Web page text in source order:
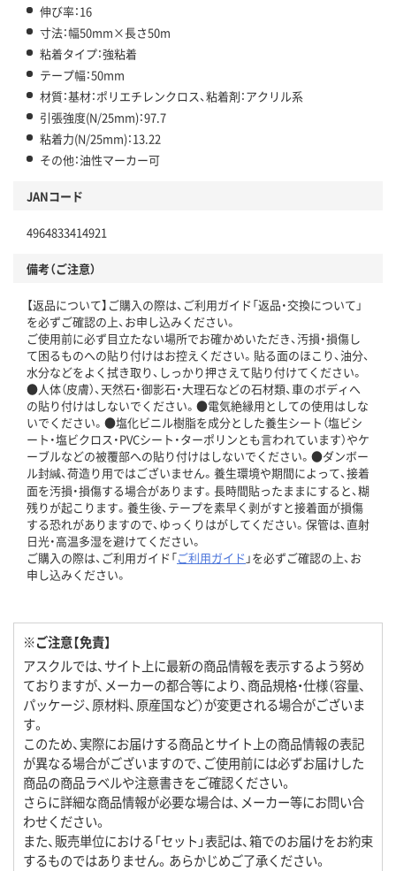
伸び率：16
寸法：幅50mm×長さ50m
粘着タイプ：強粘着
テープ幅：50mm
材質：基材：ポリエチレンクロス、粘着剤：アクリル系
引張強度(N/25mm)：97.7
粘着力(N/25mm)：13.22
その他：油性マーカー可
JANコード
4964833414921
備考（ご注意）
【返品について】ご購入の際は、ご利用ガイド「返品・交換について」
を必ずご確認の上、お申し込みください。
ご使用前に必ず目立たない場所でお確かめいただき、汚損・損傷し
て困るものへの貼り付けはお控えください。貼る面のほこり、油分、
水分などをよく拭き取り、しっかり押さえて貼り付けてください。
●人体（皮膚）、天然石・御影石・大理石などの石材類、車のボディへ
の貼り付けはしないでください。●電気絶縁用としての使用はしな
いでください。●塩化ビニル樹脂を成分とした養生シート（塩ビシ
ート・塩ビクロス・PVCシート・ターポリンとも言われています）やケ
ーブルなどの被覆部への貼り付けはしないでください。●ダンボー
ル封緘、荷造り用ではございません。養生環境や期間によって、接着
面を汚損・損傷する場合があります。長時間貼ったままにすると、糊
残りが起こります。養生後、テープを素早く剥がすと接着面が損傷
する恐れがありますので、ゆっくりはがしてください。保管は、直射
日光・高温多湿を避けてください。
ご購入の際は、ご利用ガイド「ご利用ガイド 」を必ずご確認の上、お
申し込みください。
※ご注意【免責】
アスクルでは、サイト上に最新の商品情報を表示するよう努め
ておりますが、メーカーの都合等により、商品規格・仕様（容量、
パッケージ、原材料、原産国など）が変更される場合がございま
す。
このため、実際にお届けする商品とサイト上の商品情報の表記
が異なる場合がございますので、ご使用前には必ずお届けした
商品の商品ラベルや注意書きをご確認ください。
さらに詳細な商品情報が必要な場合は、メーカー等にお問い合
わせください。
また、販売単位における「セット」表記は、箱でのお届けをお約束
するものではありません。あらかじめご了承ください。